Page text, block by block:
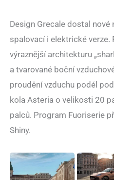
Design Grecale dostal nové
spalovací i elektrické verze.
výraznější architekturu
a tvarované boční
proudění vzduchu podél
kola Asteria o velikosti 20
palců. Program Fuoriserie
Shiny.